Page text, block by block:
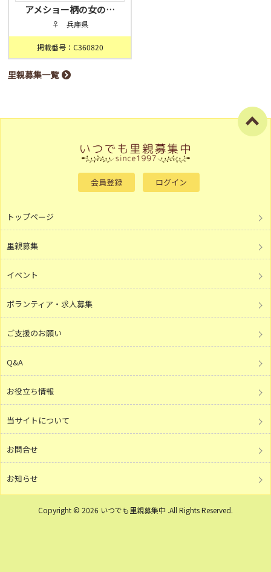
アメショー柄の女の…
♀ 兵庫県
掲載番号：C360820
里親募集一覧
会員登録 ログイン
トップページ
里親募集
イベント
ボランティア・求人募集
ご支援のお願い
Q&A
お役立ち情報
当サイトについて
お問合せ
お知らせ
Copyright © 2026 いつでも里親募集中 .All Rights Reserved.